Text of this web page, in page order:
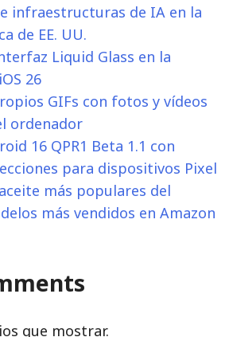
infraestructuras de IA en la
de EE. UU.
Liquid Glass en la
26
GIFs con fotos y vídeos
ordenador
16 QPR1 Beta 1.1 con
para dispositivos Pixel
más populares del
más vendidos en Amazon
que mostrar.